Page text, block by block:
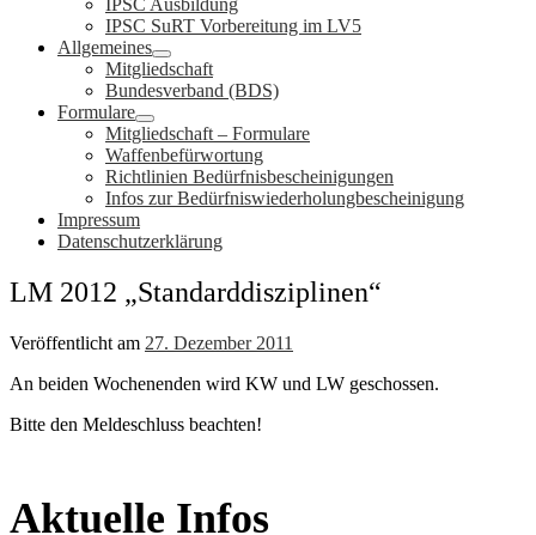
IPSC Ausbildung
IPSC SuRT Vorbereitung im LV5
Allgemeines
Mitgliedschaft
Bundesverband (BDS)
Formulare
Mitgliedschaft – Formulare
Waffenbefürwortung
Richtlinien Bedürfnisbescheinigungen
Infos zur Bedürfniswiederholungbescheinigung
Impressum
Datenschutzerklärung
LM 2012 „Standarddisziplinen“
Veröffentlicht am 27. Dezember 2011
An beiden Wochenenden wird KW und LW geschossen.
Bitte den Meldeschluss beachten!
Aktuelle Infos